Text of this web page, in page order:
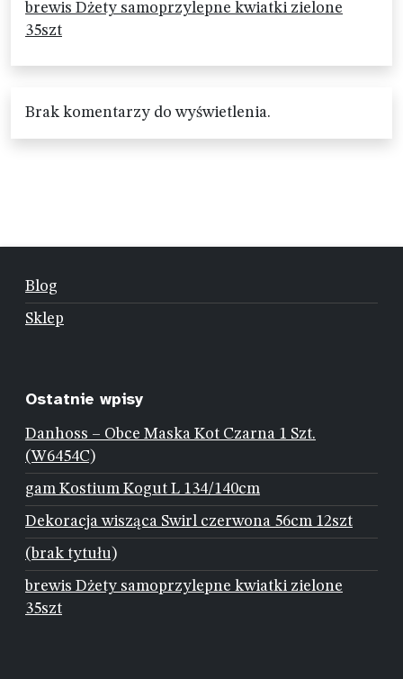
brewis Dżety samoprzylepne kwiatki zielone
35szt
Brak komentarzy do wyświetlenia.
Blog
Sklep
Ostatnie wpisy
Danhoss – Obce Maska Kot Czarna 1 Szt.
(W6454C)
gam Kostium Kogut L 134/140cm
Dekoracja wisząca Swirl czerwona 56cm 12szt
(brak tytułu)
brewis Dżety samoprzylepne kwiatki zielone
35szt